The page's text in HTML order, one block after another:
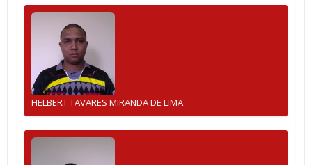
HELBERT TAVARES MIRANDA DE LIMA